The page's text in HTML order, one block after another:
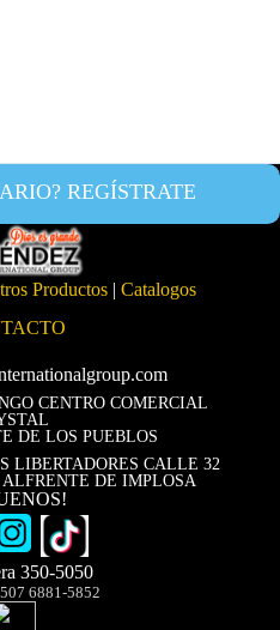
REGÍSTRATE
Productos | Catalogos
CENTRO COMERCIAL
DE LOS PUEBLOS
LIBERTADORES CALLE 32
DE IMPLOSA
350-5050
6881-5852